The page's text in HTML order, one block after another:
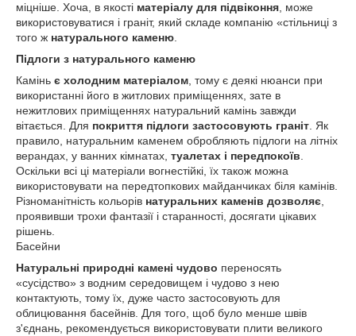
міцніше. Хоча, в якості матеріалу для підвіконня , може
використовуватися і граніт, який складе компанію «стільниці з
того ж натурального каменю
Підлоги з натурального каменю
Камінь є холодним матеріалом , тому є деякі нюанси при
використанні його в житлових приміщеннях, зате в
нежитлових приміщеннях натуральний камінь завжди
вітається. Для покриття підлоги застосовують граніт . Як
правило, натуральним каменем обробляють підлоги на літніх
верандах, у ванних кімнатах, туалетах і передпокоїв
Оскільки всі ці матеріали вогнестійкі, їх також можна
використовувати на передтопкових майданчиках біля камінів.
Різноманітність кольорів натуральних каменів дозволяє
проявивши трохи фантазії і старанності, досягати цікавих
рішень.
Басейни
Натуральні природні камені чудово переносять
«сусідство» з водним середовищем і чудово з нею
контактують, тому їх, дуже часто застосовують для
облицювання басейнів. Для того, щоб було менше швів
з'єднань, рекомендується використовувати плити великого